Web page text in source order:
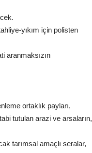
yıkım için polisten
aranmaksızın
ortaklık payları,
tutulan arazi ve arsaların,
tarımsal amaçlı seralar,